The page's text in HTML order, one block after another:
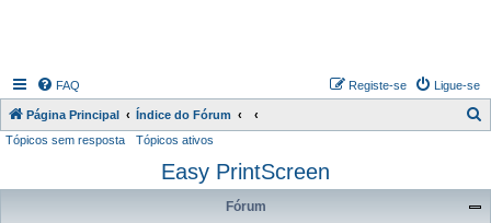
FAQ Ligue-se
Registe-se
Página Principal Índice do Fórum
q
Tópicos sem resposta Tópicos ativos
Easy PrintScreen
Fórum